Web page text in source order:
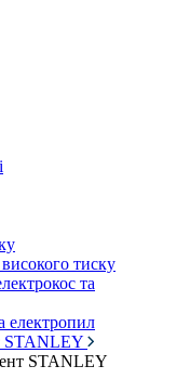
тиску
та
електропил
STANLEY
STANLEY